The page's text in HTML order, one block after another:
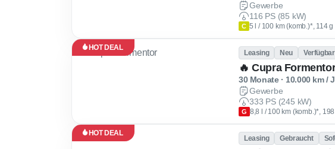
Gewerbe
116 PS (85 kW)
C 5 l / 100 km (komb.)*, 114
HOT DEAL
Leasing Neu
🔥 Cupra
30 Monate · 10.000 km /
Gewerbe
333 PS (245 kW)
G 8,8 l / 100 km (komb.)*,
HOT DEAL
Leasing Gebraucht